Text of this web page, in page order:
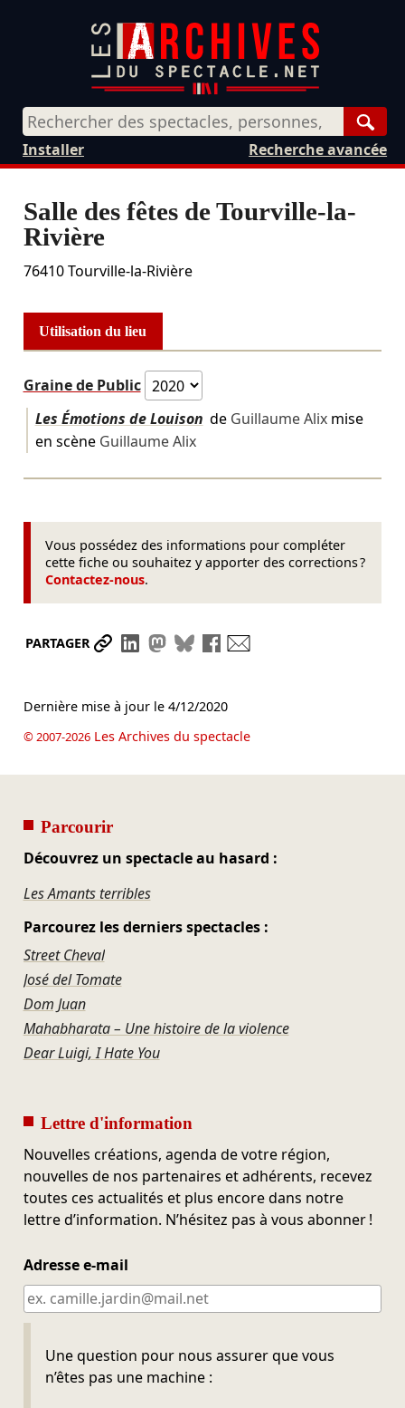
Recherche avancée
Installer
Salle des fêtes de Tourville-la-
Rivière
76410 Tourville-la-Rivière
Utilisation du lieu
Graine de Public
Les Émotions de Louison de Guillaume Alixmise
en scène Guillaume Alix
Vous possédez des informations pour compléter
cette fiche ou souhaitez y apporter des corrections ?
Contactez-nous.
PARTAGER Partager le lien
Partager sur LinkedIn
Partager sur Mastodon
Partager sur Bluesky
Partager sur Facebook
Dernière mise à jour le 4/12/2020
© 2007-2026Les Archives du spectacle
Parcourir
Découvrez un spectacle au hasard :
Les Amants terribles
Parcourez les derniers spectacles :
Street Cheval
José del Tomate
Dom Juan
Mahabharata – Une histoire de la violence
Dear Luigi, I Hate You
Lettre d'information
Nouvelles créations, agenda de votre région,
nouvelles de nos partenaires et adhérents, recevez
toutes ces actualités et plus encore dans notre
lettre d’information. N’hésitez pas à vous abonner !
Adresse e-mail
Une question pour nous assurer que vous
n’êtes pas une machine :
Ne pas remplir